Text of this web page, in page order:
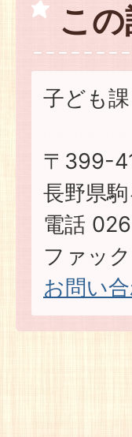
こ
子ども
〒399-
長野県
電話
ファッ
お問い